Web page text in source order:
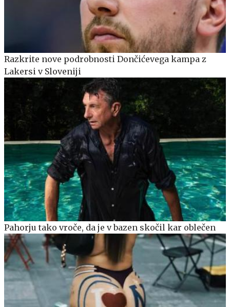
Razkrite nove podrobnosti Dončićevega kampa z
Lakersi v Sloveniji
Pahorju tako vroče, da je v bazen skočil kar oblečen